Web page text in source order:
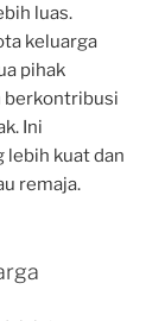
luas.
keluarga
pihak
berkontribusi
Ini
lebih kuat dan
remaja.